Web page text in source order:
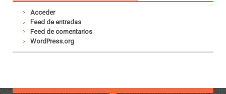
Acceder
Feed de entradas
Feed de comentarios
WordPress.org